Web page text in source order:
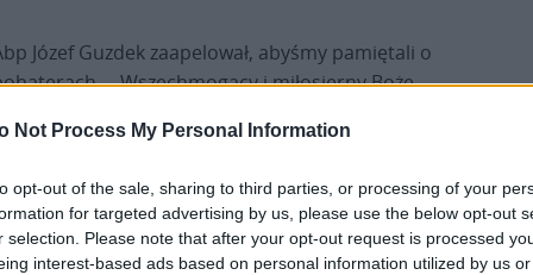
Not Process My Personal Information
opt-out of the sale, sharing to third parties, or processing of your
for targeted advertising by us, please use the below opt-out
selection. Please note that after your opt-out request is processed
interest-based ads based on personal information utilized by us
Józef Guzdek zaapelował, abyśmy pamiętali o
– Wszechmogący i miłosierny Boże,
wiecznego przebywania z Tobą w gronie
miłość Ojczyzny niech będzie źródłem
dla nas i kolejnych pokoleń Polaków –